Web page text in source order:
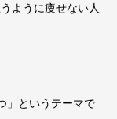
ように痩せない人
」というテーマで